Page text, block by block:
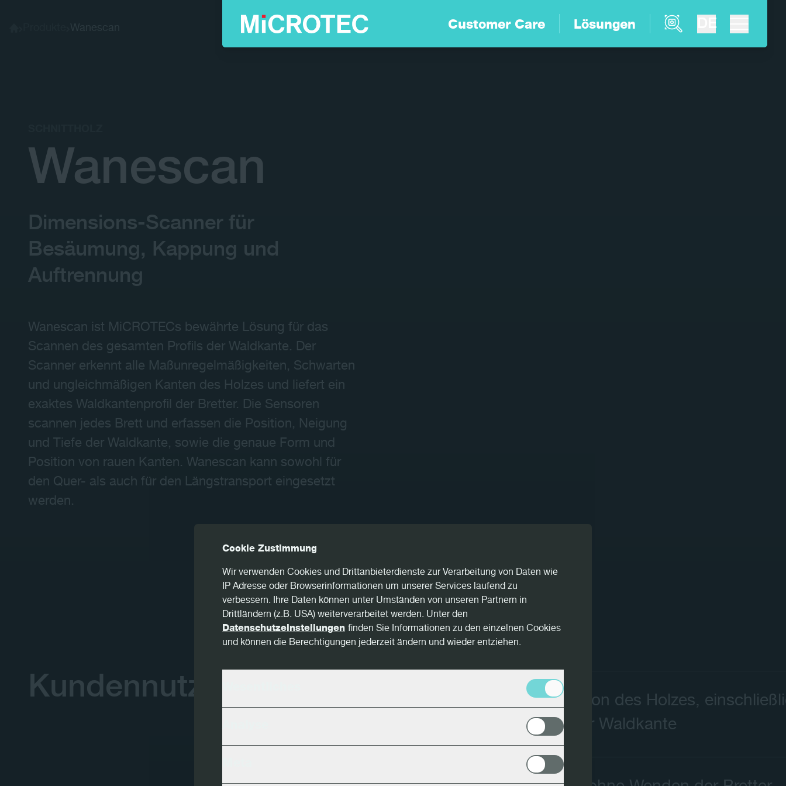
Customer Care Lösungen Product Finder
DE
Lösungen
Customer Care
Unternehmen
Wanescan
Dimensions-Scanner für
Besäumung, Kappung und
Auftrennung
Wanescan ist MiCROTECs bewährte Lösung für das
Scannen des gesamten Profils der Waldkante. Der
Scanner erkennt alle Maßunregelmäßigkeiten, Schwarten
und ungleichmäßigen Kanten des Holzes und liefert ein
exaktes Waldkantenprofil der Bretter. Die Sensoren
scannen jedes Brett und erfassen die Position, Neigung
und Tiefe der Waldkante, sowie die genaue Form und
Position von rauen Kanten. Wanescan kann sowohl für
den Quer- als auch für den Längstransport eingesetzt
werden.
Kundennutzen
Vollprofil-Rekonstruktion des Holzes,
Position und Form der Waldkante
Cookie Zustimmung
Wir verwenden Cookies und Drittanbieterdienste zur Verarbeitung von Daten wie
IP Adresse oder Browserinformationen um unserer Services laufend zu
verbessern. Ihre Daten können unter Umständen von unseren Partnern in
Drittländern (z.B. USA) weiterverarbeitet werden. Unter den
Datenschutzeinstellungen finden Sie Informationen zu den einzelnen Cookies
und können die Berechtigungen jederzeit ändern und wieder entziehen.